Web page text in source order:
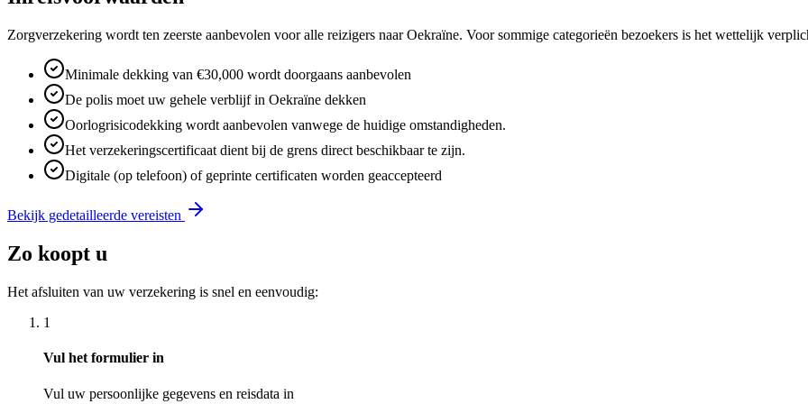
Zorgverzekering wordt ten zeerste aanbevolen voor alle reizigers naar Oekraïne. Voor sommige categorieën bezoekers is het wettelijk
Minimale dekking van €30,000 wordt doorgaans aanbevolen
De polis moet uw gehele verblijf in Oekraïne dekken
Oorlogrisicodekking wordt aanbevolen vanwege de huidige omstandigheden.
Het verzekeringscertificaat dient bij de grens direct beschikbaar te zijn.
Digitale (op telefoon) of geprinte certificaten worden geaccepteerd
Bekijk gedetailleerde vereisten
Zo koopt u
Het afsluiten van uw verzekering is snel en eenvoudig:
1
Vul het formulier in
Vul uw persoonlijke gegevens en reisdata in